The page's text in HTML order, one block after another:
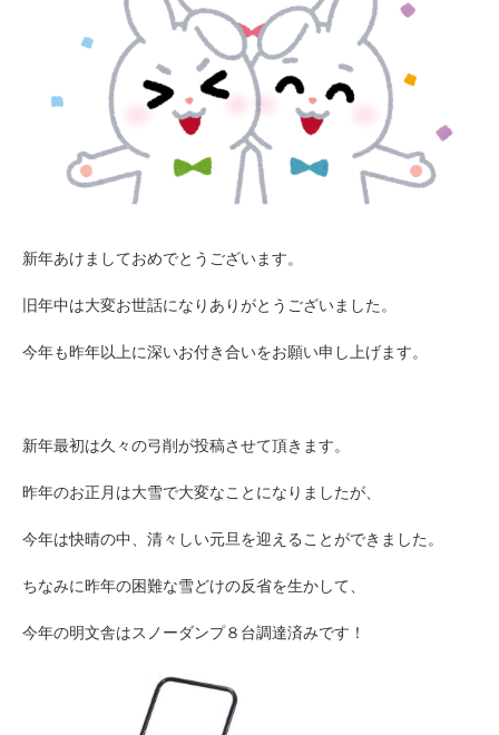
新年あけましておめでとうございます。
旧年中は大変お世話になりありがとうございました。
今年も昨年以上に深いお付き合いをお願い申し上げます。
新年最初は久々の弓削が投稿させて頂きます。
昨年のお正月は大雪で大変なことになりましたが、
今年は快晴の中、清々しい元旦を迎えることができました。
ちなみに昨年の困難な雪どけの反省を生かして、
今年の明文舎はスノーダンプ８台調達済みです！